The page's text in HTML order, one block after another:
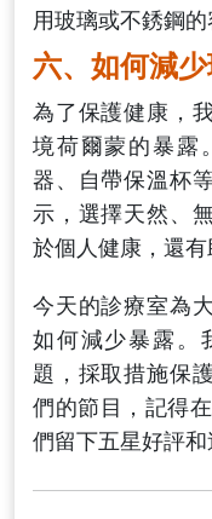
用玻璃或不銹鋼的
六、如何減
為了保護健康，
境荷爾蒙的暴露
器、自帶保溫杯
示，選擇天然、
於個人健康，還有
今天的診療室為
如何減少暴露。
題，採取措施保
們的節目，記得
們留下五星好評和